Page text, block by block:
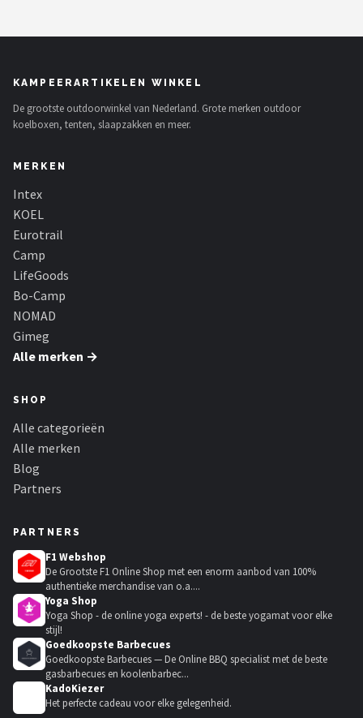
KAMPEERARTIKELEN WINKEL
De grootste outdoorwinkel van Nederland. Grote merken outdoor
koelboxen, tenten, slaapzakken en meer.
MERKEN
Intex
KOEL
Eurotrail
Camp
LifeGoods
Bo-Camp
NOMAD
Gimeg
Alle merken →
SHOP
Alle categorieën
Alle merken
Blog
Partners
PARTNERS
F1 Webshop
De Grootste F1 Online Shop met een enorm aanbod van 100%
authentieke merchandise van o.a....
Yoga Shop
Yoga Shop - de online yoga experts! - de beste yogamat voor elke
stijl!
Goedkoopste Barbecues
Goedkoopste Barbecues — De Online BBQ specialist met de beste
gasbarbecues en koolenbarbec...
KadoKiezer
Het perfecte cadeau voor elke gelegenheid.